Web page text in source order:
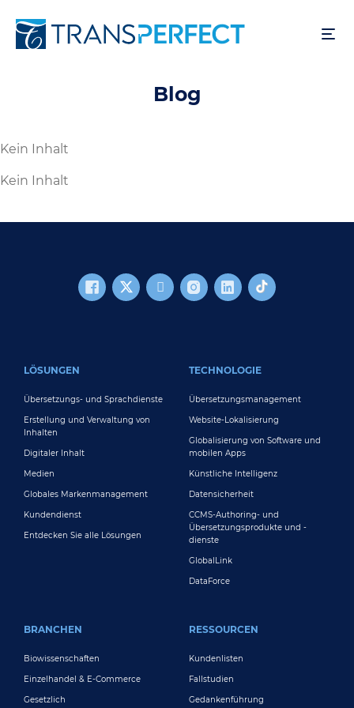
zum
Blog
Kein Inhalt
Kein Inhalt
LÖSUNGEN
Übersetzungs- und Sprachdienste
Erstellung und Verwaltung von
Inhalten
Digitaler Inhalt
Medien
Globales Markenmanagement
Kundendienst
Entdecken Sie alle Lösungen
TECHNOLOGIE
Übersetzungsmanagement
Website-Lokalisierung
Globalisierung von Software und
mobilen Apps
Künstliche Intelligenz
Datensicherheit
CCMS-Authoring- und
Übersetzungsprodukte und -
dienste
GlobalLink
DataForce
BRANCHEN
Biowissenschaften
Einzelhandel & E-Commerce
Gesetzlich
RESSOURCEN
Kundenlisten
Fallstudien
Gedankenführung